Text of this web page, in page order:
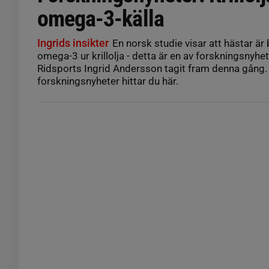
omega-3-källa
Ingrids insikter En norsk studie visar att hästar är
omega-3 ur krillolja - detta är en av
Ridsports Ingrid Andersson tagit fram denna gång.
forskningsnyheter hittar du här.